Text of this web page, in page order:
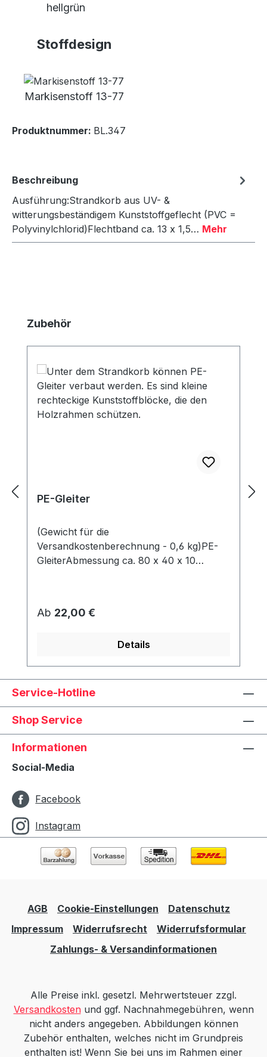
hellgrün
Stoffdesign
Markisenstoff 13-77
Produktnummer: BL.347
Beschreibung
Ausführung:Strandkorb aus UV- &
witterungsbeständigem Kunststoffgeflecht (PVC =
Polyvinylchlorid)Flechtband ca. 13 x 1,5… Mehr
Produktgalerie überspringen
Zubehör
PE-Gleiter
(Gewicht für die
Versandkostenberechnung - 0,6 kg)PE-
GleiterAbmessung ca. 80 x 40 x 10
Regulärer Preis:
Ab 22,00 €
Details
Service-Hotline
Shop Service
Informationen
Social-Media
Facebook
Instagram
AGB Cookie-Einstellungen
Datenschutz
Impressum
Widerrufsrecht
Widerrufsformular
Zahlungs- & Versandinformationen
Alle Preise inkl. gesetzl. Mehrwertsteuer zzgl.
Versandkostenund ggf. Nachnahmegebühren, wenn
nicht anders angegeben. Abbildungen können
Zubehör enthalten, welches nicht im Grundpreis
enthalten ist! Wenn Sie bei uns im Rahmen einer